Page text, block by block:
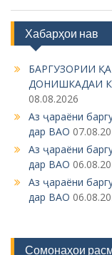
Хабарҳои нав
БАРГУЗОРИИ
ДОНИШКАДАИ
08.08.2026
Аз ҷараёни
дар ВАО
Аз ҷараёни
дар ВАО
Аз ҷараёни
дар ВАО
Сомонаҳои